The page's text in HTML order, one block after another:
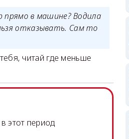
прямо в машине? Водила
отказывать. Сам то
читай где меньше
этот период